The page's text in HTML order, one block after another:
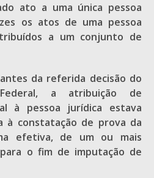
ato a uma única pessoa
os atos de uma pessoa
a um conjunto de
da referida decisão do
a atribuição de
à pessoa jurídica estava
à constatação de prova da
efetiva, de um ou mais
o fim de imputação de